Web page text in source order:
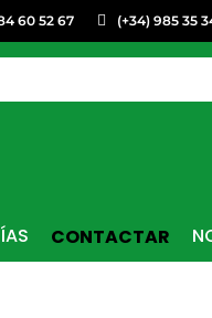
60 52 67 (+34) 985 35
CONTACTAR